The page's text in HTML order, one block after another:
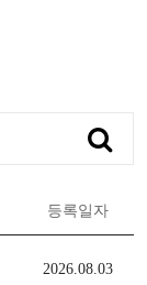
등록일자
2026.08.03